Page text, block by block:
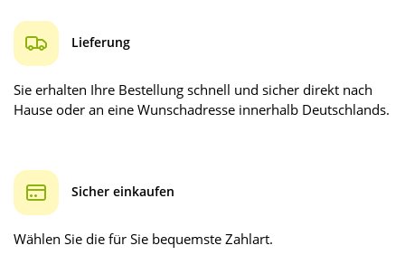
Lieferung
Sie erhalten Ihre Bestellung schnell und sicher direkt nach
Hause oder an eine Wunschadresse innerhalb Deutschlands.
Sicher einkaufen
Wählen Sie die für Sie bequemste Zahlart.